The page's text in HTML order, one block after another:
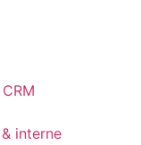
interne